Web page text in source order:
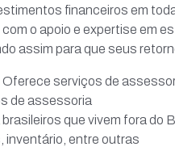
financeiros em
o apoio e expertise em
assim para que seus
Oferece serviços de
de assessoria
brasileiros que vivem fora do
inventário, entre outras